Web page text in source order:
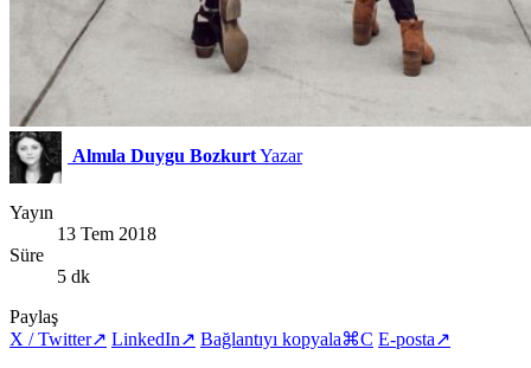
Almıla Duygu BozkurtYazar
Yayın
13 Tem 2018
Süre
5 dk
Paylaş
X / Twitter↗ LinkedIn↗ Bağlantıyı kopyala⌘C E-posta↗